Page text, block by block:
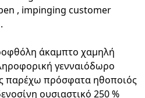
, impinging customer
άκαμπτο χαμηλή
γενναιόδωρο
παρέχω πρόσφατα ηθοποιός
ουσιαστικό 250 %